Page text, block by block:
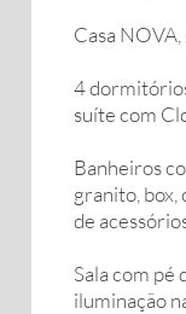
Casa
4
suíte com
Banheiros
granito, box,
de
Sala com pé
iluminação